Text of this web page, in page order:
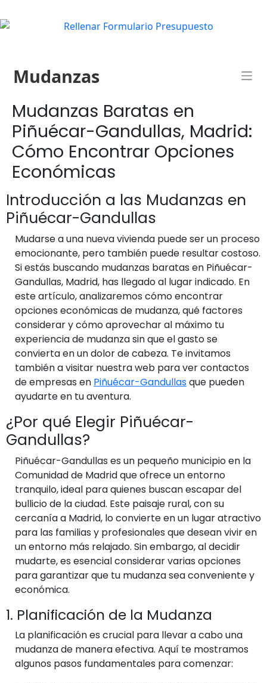
Mudanzas
Mudanzas Baratas en
Piñuécar-Gandullas, Madrid:
Cómo Encontrar Opciones
Económicas
Introducción a las Mudanzas en
Piñuécar-Gandullas
Mudarse a una nueva vivienda puede ser un proceso
emocionante, pero también puede resultar costoso.
Si estás buscando mudanzas baratas en Piñuécar-
Gandullas, Madrid, has llegado al lugar indicado. En
este artículo, analizaremos cómo encontrar
opciones económicas de mudanza, qué factores
considerar y cómo aprovechar al máximo tu
experiencia de mudanza sin que el gasto se
convierta en un dolor de cabeza. Te invitamos
también a visitar nuestra web para ver contactos
de empresas en Piñuécar-Gandullasque pueden
ayudarte en tu aventura.
¿Por qué Elegir Piñuécar-
Gandullas?
Piñuécar-Gandullas es un pequeño municipio en la
Comunidad de Madrid que ofrece un entorno
tranquilo, ideal para quienes buscan escapar del
bullicio de la ciudad. Este paisaje rural, con su
cercanía a Madrid, lo convierte en un lugar atractivo
para las familias y profesionales que desean vivir en
un entorno más relajado. Sin embargo, al decidir
mudarte, es esencial considerar varias opciones
para garantizar que tu mudanza sea conveniente y
económica.
1. Planificación de la Mudanza
La planificación es crucial para llevar a cabo una
mudanza de manera efectiva. Aquí te mostramos
algunos pasos fundamentales para comenzar: